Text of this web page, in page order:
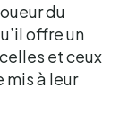
du
offre un
et ceux
mis à leur